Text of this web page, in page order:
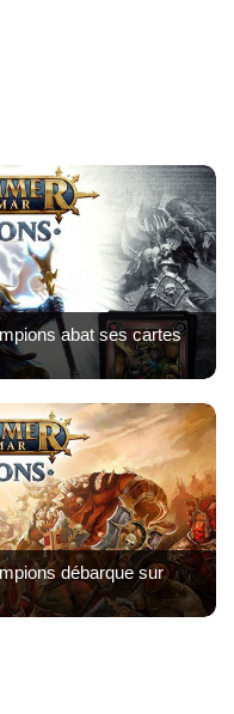
abat ses cartes
débarque sur